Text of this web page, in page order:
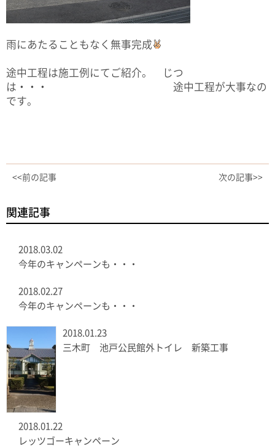
雨にあたることもなく無事完成
途中工程は施工例にてご紹介。 じつ
は・・・ 途中工程が大事なの
です。
<<前の記事 次の記事>>
関連記事
2018.03.02
今年のキャンペーンも・・・
2018.02.27
今年のキャンペーンも・・・
2018.01.23
三木町 池戸公民館外トイレ 新築工事
2018.01.22
レッツゴーキャンペーン